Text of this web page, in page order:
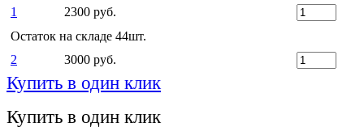
1
2300 руб.
Остаток на складе 44шт.
2
3000 руб.
Купить в один клик
Купить в один клик